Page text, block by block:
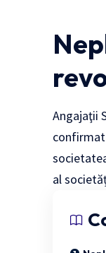
Angajaţii
confirmat
al